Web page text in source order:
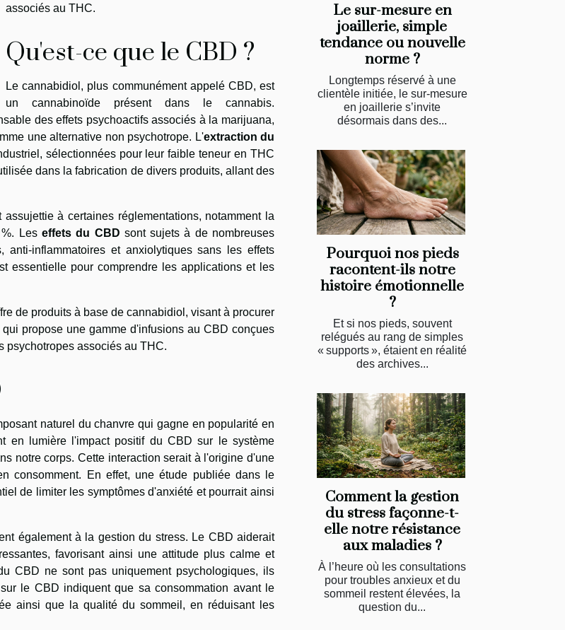
associés au THC.
Qu'est-ce que le CBD ?
Le cannabidiol, plus communément appelé CBD, est
un cannabinoïde présent dans le cannabis.
des effets psychoactifs associés à la marijuana,
une alternative non psychotrope. L'extraction du
sélectionnées pour leur faible teneur en THC
dans la fabrication de divers produits, allant des
assujettie à certaines réglementations, notamment la
Les effets du CBD sont sujets à de nombreuses
anti-inflammatoires et anxiolytiques sans les effets
essentielle pour comprendre les applications et les
de produits à base de cannabidiol, visant à procurer
propose une gamme d'infusions au CBD conçues
psychotropes associés au THC.
naturel du chanvre qui gagne en popularité en
en lumière l'impact positif du CBD sur le système
notre corps. Cette interaction serait à l'origine d'une
consomment. En effet, une étude publiée dans le
de limiter les symptômes d'anxiété et pourrait ainsi
également à la gestion du stress. Le CBD aiderait
favorisant ainsi une attitude plus calme et
CBD ne sont pas uniquement psychologiques, ils
le CBD indiquent que sa consommation avant le
ainsi que la qualité du sommeil, en réduisant les
Le sur-mesure en
joaillerie, simple
tendance ou nouvelle
norme ?
Longtemps réservé à une
clientèle initiée, le sur-mesure
en joaillerie s’invite
désormais dans des...
Pourquoi nos pieds
racontent-ils notre
histoire émotionnelle
?
Et si nos pieds, souvent
relégués au rang de simples
« supports », étaient en réalité
des archives...
Comment la gestion
du stress façonne-t-
elle notre résistance
aux maladies ?
À l’heure où les consultations
pour troubles anxieux et du
sommeil restent élevées, la
question du...